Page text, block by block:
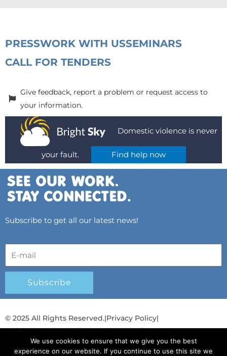
PRESSWORK WITH USSEMINARS
CALL FOR TENDERS
Give feedback, report a problem or request access to
your information.
Domestic violence is never
your fault. Find help now
Subscribe to get all our latest news!
Subscribe
© 2025 All Rights Reserved.|Privacy Policy|
Child Protection Policy|Gender Equality Plan|
Λογοδοσία και Διαφάνεια
We use cookies to ensure that we give you the best
experience on our website. If you continue to use this site we